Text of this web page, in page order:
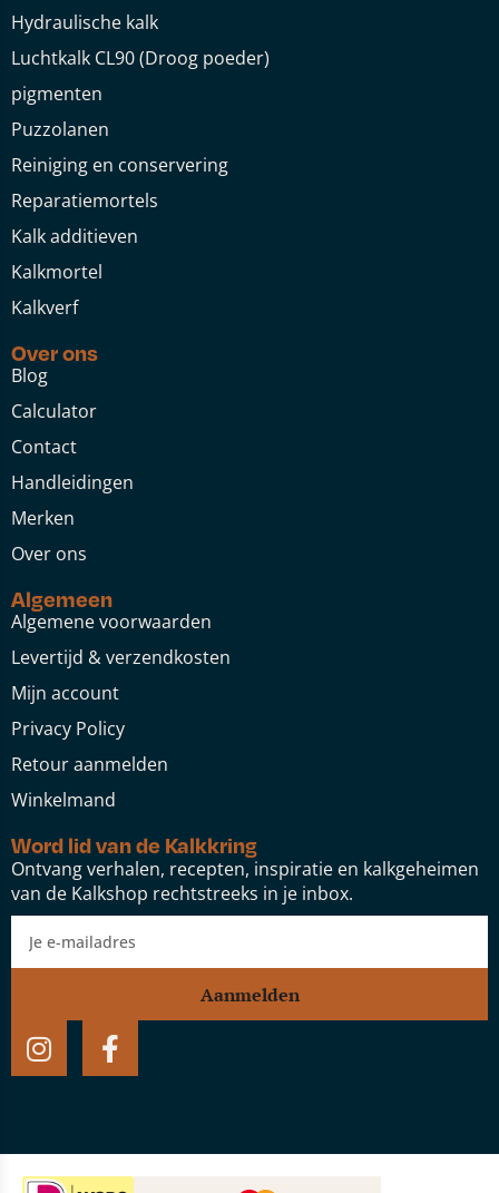
Hydraulische kalk
Luchtkalk CL90 (Droog poeder)
pigmenten
Puzzolanen
Reiniging en conservering
Reparatiemortels
Kalk additieven
Kalkmortel
Kalkverf
Over ons
Blog
Calculator
Contact
Handleidingen
Merken
Over ons
Algemeen
Algemene voorwaarden
Levertijd & verzendkosten
Mijn account
Privacy Policy
Retour aanmelden
Winkelmand
Word lid van de Kalkkring
Ontvang verhalen, recepten, inspiratie en kalkgeheimen
van de Kalkshop rechtstreeks in je inbox.
Aanmelden